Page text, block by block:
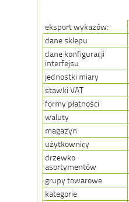
eksport wykazów:
dane sklepu
dane konfiguracji
interfejsu
jednostki miary
stawki VAT
formy płatności
waluty
magazyn
użytkownicy
drzewko
asortymentów
grupy towarowe
kategorie